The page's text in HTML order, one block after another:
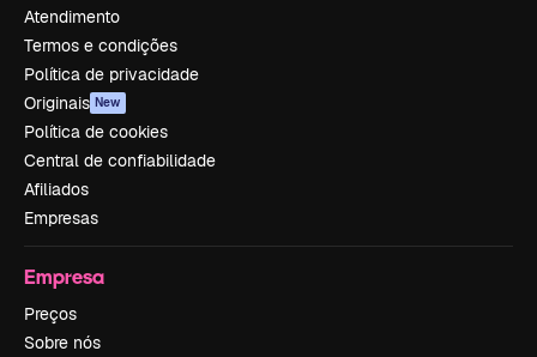
Atendimento
Termos e condições
Política de privacidade
Originais New
Política de cookies
Central de confiabilidade
Afiliados
Empresas
Empresa
Preços
Sobre nós